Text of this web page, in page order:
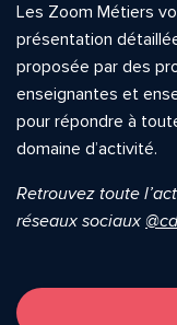
Les Zoom Métiers
présentation
proposée par des
enseignantes et
pour répondre à
domaine d’activité.
Retrouvez toute
réseaux sociaux